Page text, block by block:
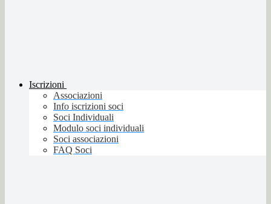
Iscrizioni
Associazioni
Info iscrizioni soci
Soci Individuali
Modulo soci individuali
Soci associazioni
FAQ Soci